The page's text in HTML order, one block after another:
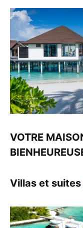
VOTRE
Villas et suites